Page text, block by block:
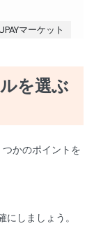
マーケット
を選ぶ
かのポイントを
にしましょう。